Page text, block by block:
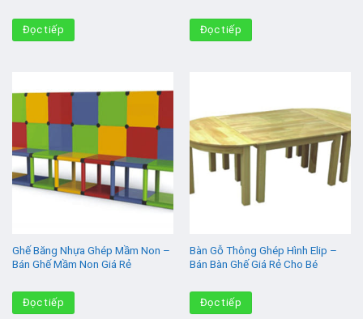
Đọc tiếp Đọc tiếp
Ghế Băng Nhựa Ghép Mầm Non –
Bán Ghế Mầm Non Giá Rẻ
Đọc tiếp
Bàn Gỗ Thông Ghép Hình Elip –
Bán Bàn Ghế Giá Rẻ Cho Bé
Đọc tiếp